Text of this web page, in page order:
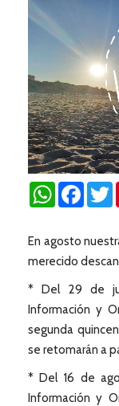
WhatsApp
En agosto
merecido
* Del 29 de
Información y
segunda
se retomarán a
* Del 16 de
Información y